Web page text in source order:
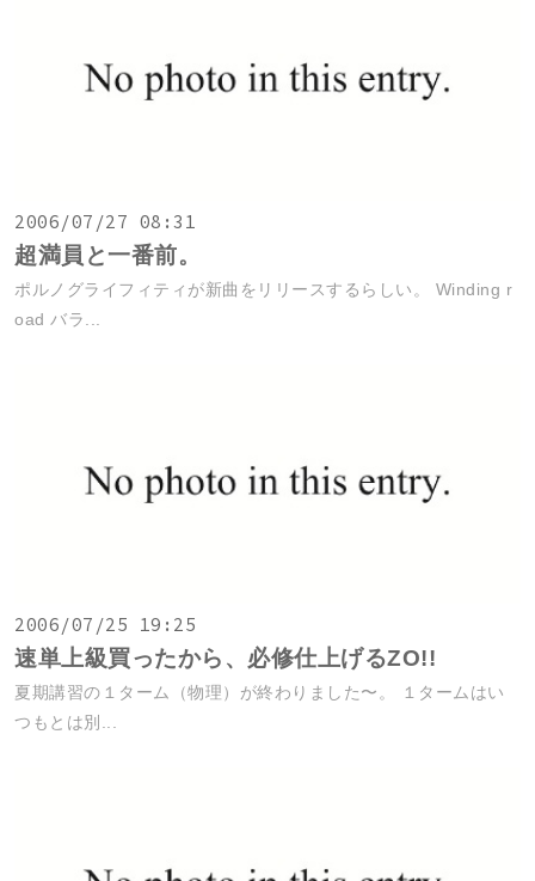
2006/07/27 08:31
超満員と一番前。
ポルノグライフィティが新曲をリリースするらしい。 Winding r
oad バラ...
2006/07/25 19:25
速単上級買ったから、必修仕上げるZO!!
夏期講習の１ターム（物理）が終わりました〜。 １タームはい
つもとは別...